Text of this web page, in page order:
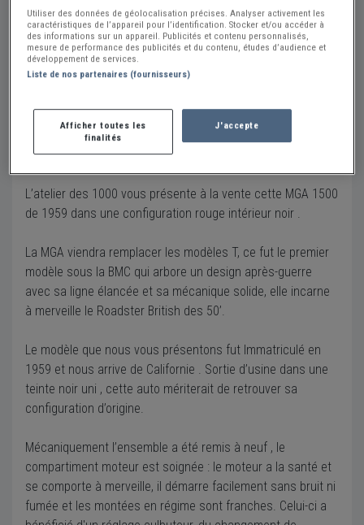
Voir le téléphone
Envoyer un email
Description
L’atelier des 1000 vous présente à la vente cette MGA 1500
de 1959 dans une configuration rouge intérieur noir .
La MGA viendra remplacer les modèles T, ce fut le premier
modèle sous la BMC qui arbore un design après-guerre
avec sa ligne élancée et sa mécanique solide, elle incarne
à merveille le Roadster British des 50’.
Le modèle que nous vous présentons fut Immatriculé en
1959 et nous arrive de Californie . Sortie d’usine dans une
teinte noir uni , cette auto mériterait de retrouver sa
configuration d’origine.
Mécaniquement l’ensemble a été remis à neuf , le
compartiment moteur est soignée : le moteur a la santé et
se comporte à merveille, il démarre facilement sans bruit ni
fumée et les montées en régime sont franches. Celui-ci a
Utiliser des données de géolocalisation précises. Analyser activement les
caractéristiques de l’appareil pour l’identification. Stocker et/ou accéder à
des informations sur un appareil. Publicités et contenu personnalisés,
mesure de performance des publicités et du contenu, études d’audience et
développement de services.
Liste de nos partenaires (fournisseurs)
Afficher toutes les
finalités
J'accepte